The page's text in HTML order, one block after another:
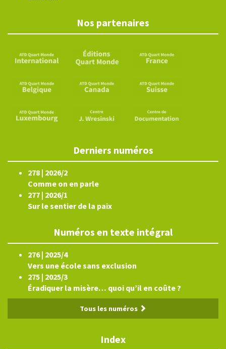
Nos partenaires
Derniers numéros
278 | 2026/2
Comme on en parle
277 | 2026/1
Sur le sentier de la paix
Numéros en texte intégral
276 | 2025/4
Vers une école sans exclusion
275 | 2025/3
Éradiquer la misère… quoi qu’il en coûte ?
Tous les numéros
Index